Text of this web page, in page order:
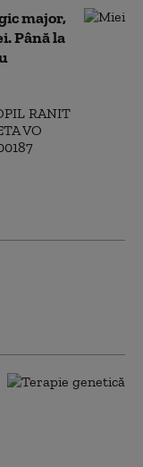
major,
Până la